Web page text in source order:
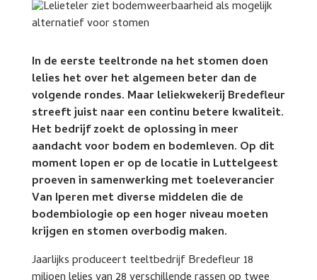
In de eerste teeltronde na het stomen doen
lelies het over het algemeen beter dan de
volgende rondes. Maar leliekwekerij Bredefleur
streeft juist naar een continu betere kwaliteit.
Het bedrijf zoekt de oplossing in meer
aandacht voor bodem en bodemleven. Op dit
moment lopen er op de locatie in Luttelgeest
proeven in samenwerking met toeleverancier
Van Iperen met diverse middelen die de
bodembiologie op een hoger niveau moeten
krijgen en stomen overbodig maken.
Jaarlijks produceert teeltbedrijf Bredefleur 18